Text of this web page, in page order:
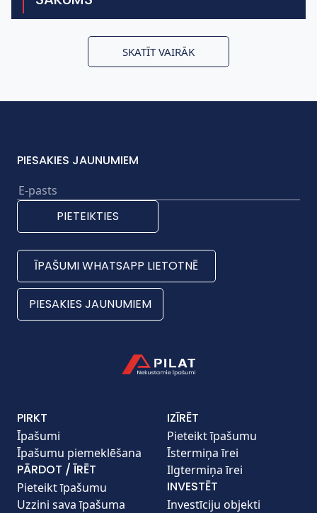
SKATĪT VAIRĀK
PIRKT
Īpašumi
Īpašumu piemeklēšana
PĀRDOT / ĪRĒT
Pieteikt īpašumu
Uzzini sava īpašuma
IZĪRĒT
Pieteikt īpašumu
Īstermiņa īrei
Ilgtermiņa īrei
INVESTĒT
Investīciju objekti
PIESAKIES JAUNUMIEM
PIETEIKTIES
ĪPAŠUMI WHATSAPP LIETOTNĒ
PIESAKIES JAUNUMIEM